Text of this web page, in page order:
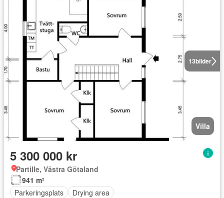
13bilder
Villa
5 300 000 kr
Partille, Västra Götaland
941 m²
Parkeringsplats
Drying area